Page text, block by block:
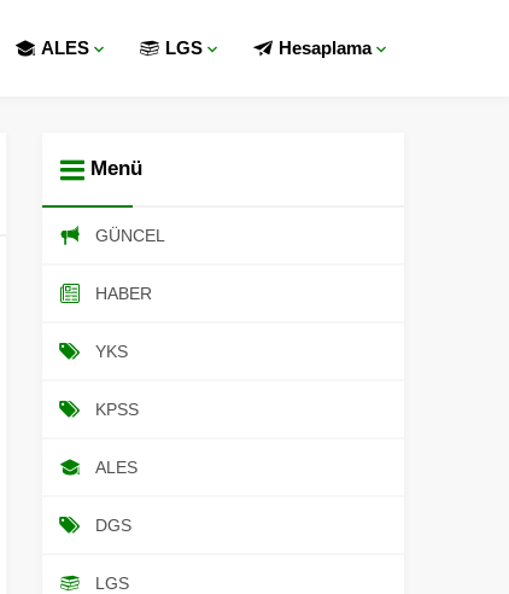
ALES LGS Hesaplama
Menü
GÜNCEL
HABER
YKS
KPSS
ALES
DGS
LGS